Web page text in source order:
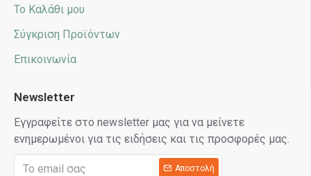
Το Καλάθι μου
Σύγκριση Προϊόντων
Επικοινωνία
Newsletter
Εγγραφείτε στο newsletter μας για να μείνετε
ενημερωμένοι για τις ειδήσεις και τις προσφορές μας.
Αποστολή